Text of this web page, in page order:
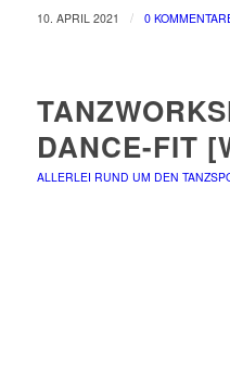
10. APRIL 2021 / 0
DANCE-FIT
ALLERLEI RUND UM DEN